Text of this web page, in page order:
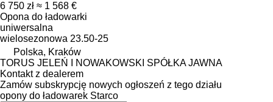
6 750 zł ≈ 1 568 €
Opona do ładowarki
uniwersalna
wielosezonowa 23.50-25
Polska, Kraków
TORUS JELEŃ I NOWAKOWSKI SPÓŁKA JAWNA
Kontakt z dealerem
Zamów subskrypcję nowych ogłoszeń z tego działu
opony do ładowarek Starco